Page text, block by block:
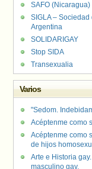
SAFO (Nicaragua)
SIGLA –
Argentina
SOLIDARIGAY
Stop SIDA
Transexualia
Varios
"Sedom.
Acéptenme como
Acéptenme como
de hijos
Arte e Historia
masculino gay.